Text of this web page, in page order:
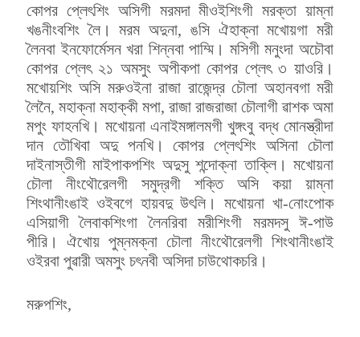
কোপর প্লেৎশিং অসিগী মরমদা মীওইশিংগী মরক্তা য়াম্না
খঙনীংবশিং লৈ। মরম অদুনা, ঙসি ঐহাক্না মখোয়গা মরী
লৈনবা ইনফোর্মেসন খরা শিন্নবা পাম্মি। মসিগী মনুংদা অচৌবা
কোপর প্লেৎ ২১ অমসুং অপীকপা কোপর প্লেৎ ৩ য়াওরি।
মখোয়শিং অসি মরুওইনা রাজা রাজেন্দ্র চৌলা অহানবগা মরী
লৈনৈ, মহাক্না মহাক্কী মপা, রাজা রাজরাজা চৌলাগী ৱাশক অমা
মপুং ফাহনখি। মখোয়না এনাইমঙ্গালমগী খুঙ্গংবু বদ্ধ মোনস্ত্রীদা
দান তৌখিবা অদু পনখি। কোপর প্লেৎশিং অসিনা চৌলা
দাইনাস্তীগী মাইপাকপশিং অদুসু শন্দোক্না তাক্লি। মখোয়না
চৌলা নীংথৌরেলগী সমুদ্রগী শক্তি অসি কয়া য়াম্না
শিংথানীংঙাই ওইবগে হায়বদু উৎলি। মখোয়না খা-নোংপোক
এসিয়াগী লৈবাকশিংগা লৈনরিবা মরীশিংগী মরমদসু ঈ-পাউ
পীরি। ঐখোয় পুম্নমক্না চৌলা নীংথৌরেলগী শিংথানীংঙাই
ওইরবা পুৱারী অমসুং চৎনবী অসিদা চাউথোকচরি।
মরুপশিং,